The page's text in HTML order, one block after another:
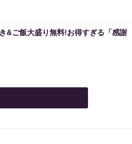
&ご飯大盛り無料!お得すぎる「感謝